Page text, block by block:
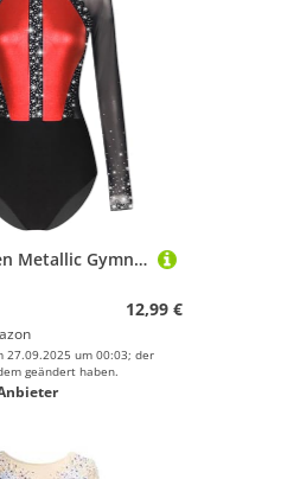
TiaoBug Damen Metallic Gymnastikanzug Langarm Turnanzug Mesh Spleiß Tanz-Body Ballett Trikot Eiskunstlauf Overall Jumpsuit Rot B S
12,99 €
um 00:03; der
geändert haben.